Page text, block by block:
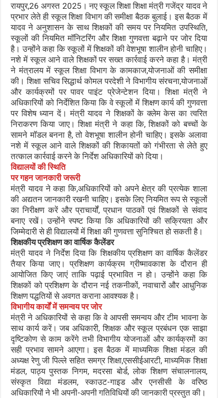
रायपुर,26 अगस्त 2025। नए स्कूल शिक्षा शिक्षा मंत्री गजेंद्र यादव ने
प्रभार लेते ही स्कूल शिक्षा विभाग की समीक्षा बैठक बुलाई। इस बैठक में
यादव ने अनुशासन के साथ शिक्षकों की समय पर नियमित उपस्थिति,
स्कूलों की नियमित मॉनिटरिंग और शिक्षा गुणवत्ता बढ़ाने पर जोर दिया
है। उन्होंने कहा कि स्कूलों में शिक्षकों की वेशभूषा शालीन होनी चाहिए।
नशे में स्कूल आने वाले शिक्षकों पर सख्त कार्रवाई करने कहा है। मंत्री
ने मंत्रालय में स्कूल शिक्षा विभाग के कामकाज,योजनाओं की समीक्षा
की। शिक्षा सचिव सिद्धार्थ कोमल परदेशी ने विभागीय संरचना,योजनाओं
और कार्यक्रमों पर पावर पाइंट प्रेजेन्टेशन दिया। शिक्षा मंत्री ने
अधिकारियों को निर्देशित किया कि वे स्कूलों में शिक्षण कार्य की गुणवत्ता
पर विशेष ध्यान दें। मंत्री यादव ने शिक्षकों के क्लेम केस का त्वरित
निराकरण किया जाए। शिक्षा मंत्री ने कहा कि, शिक्षकों को बच्चों के
सामने मॉडल बनना है, तो वेशभूषा शालीन होनी चाहिए। इसके अलावा
नशे में स्कूल आने वाले शिक्षकों की शिकायतों को गंभीरता से लेते हुए
तत्काल कार्रवाई करने के निर्देश अधिकारियों को दिया।
विद्यालयों की स्थिति
पर गहन जानकारी जरूरी
मंत्री यादव ने कहा कि,अधिकारियों को अपने क्षेत्र की प्रत्येक शाला
की अद्यतन जानकारी रखनी चाहिए। इसके लिए नियमित रूप से स्कूलों
का निरीक्षण करें और प्राचार्यों, प्रधान पाठकों एवं शिक्षकों से संवाद
बनाए रखें। उन्होंने स्पष्ट किया कि अधिकारियों की सक्रियता और
जिम्मेदारी से ही विद्यालयों में शिक्षा की गुणवत्ता सुनिश्चित हो सकती है।
शिक्षकीय प्रशिक्षण का वार्षिक कैलेंडर
मंत्री यादव ने निर्देश दिया कि शिक्षकीय प्रशिक्षण का वार्षिक कैलेंडर
तैयार किया जाए। प्रशिक्षण कार्यक्रम ग्रीष्मावकाश के दौरान ही
आयोजित किए जाएं ताकि पढ़ाई प्रभावित न हो। उन्होंने कहा कि
शिक्षकों को प्रशिक्षण के दौरान नई तकनीकों, नवाचारों और आधुनिक
शिक्षण पद्धतियों से अवगत कराना आवश्यक है।
विभागीय कार्यों में समन्वय पर जोर
मंत्री ने अधिकारियों से कहा कि वे आपसी समन्वय और टीम भावना के
साथ कार्य करें। जब अधिकारी, शिक्षक और स्कूल प्रबंधन एक साझा
दृष्टिकोण से काम करेंगे तभी विभागीय योजनाओं और कार्यक्रमों का
सही प्रभाव सामने आएगा। इस बैठक में माध्यमिक शिक्षा मंडल की
अध्यक्ष रेणु जी पिल्ले सहित समग्र शिक्षा,एससीईआरटी, माध्यमिक शिक्षा
मंडल, पाठ्य पुस्तक निगम, मदरसा बोर्ड, लोक शिक्षण संचालनालय,
संस्कृत विद्या मंडलम, स्काउट-गाइड और एनसीसी के वरिष्ठ
अधिकारियों ने भी अपनी-अपनी गतिविधियों की जानकारी प्रस्तुत की।